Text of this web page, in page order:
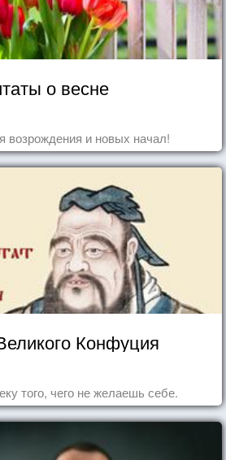
о весне
возрождения и новых начал!
Конфуция
того, чего не желаешь себе.